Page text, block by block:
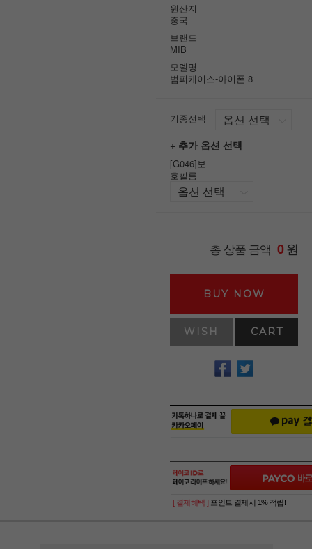
원산지
중국
브랜드
MIB
모델명
범퍼케이스-아이폰 8
기종선택
+ 추가 옵션 선택
[G046]보
호필름
총 상품 금액 0원
BUY NOW
WISH CART
[ 결제혜택 ] 포인트 결제시 1% 적립!